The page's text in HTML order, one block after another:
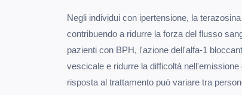
Negli individui con ipertensione, la
contribuendo a ridurre la forza del flusso
pazienti con BPH, l'azione dell'alfa-1
vescicale e ridurre la difficoltà
risposta al trattamento può variare tra